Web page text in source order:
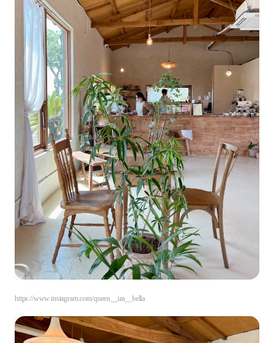
https://www.instagram.com/queen__iza__bella